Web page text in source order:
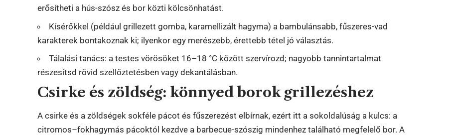
erősítheti a hús-szósz és bor közti kölcsönhatást.
Kísérőkkel (például grillezett gomba, karamellizált hagyma) a bambulánsabb, fűszeres-vad
karakterek bontakoznak ki; ilyenkor egy merészebb, érettebb tétel jó választás.
Tálalási tanács: a testes vörösöket 16–18 °C között szervírozd; nagyobb tannintartalmat
részesítsd rövid szellőztetésben vagy dekantálásban.
Csirke és zöldség: könnyed borok grillezéshez
A csirke és a zöldségek sokféle pácot és fűszerezést elbírnak, ezért itt a sokoldalúság a kulcs: a
citromos–fokhagymás pácoktól kezdve a barbecue-szószig mindenhez található megfelelő bor. A